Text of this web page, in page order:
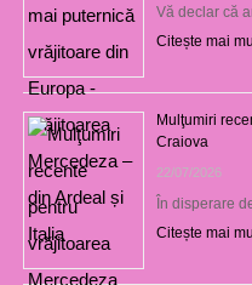
Vă declar că
Citește mai
Mulţumiri
Craiova
22/07/2026
În disperare
Citește mai